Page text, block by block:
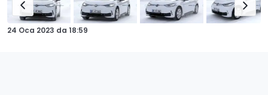
24 Oca 2023 da 18:59